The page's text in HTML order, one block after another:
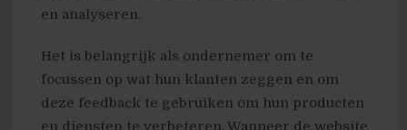
en analyseren.
Het is belangrijk als ondernemer om te
focussen op wat hun klanten zeggen en om
deze feedback te gebruiken om hun producten
en diensten te verbeteren. Wanneer de website